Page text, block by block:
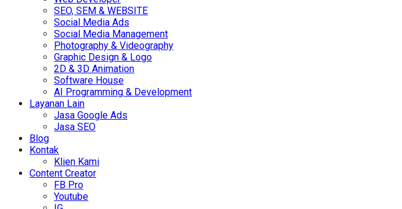
SEO, SEM & WEBSITE
Social Media Ads
Social Media Management
Photography & Videography
Graphic Design & Logo
2D & 3D Animation
Software House
AI Programming & Development
Layanan Lain
Jasa Google Ads
Jasa SEO
Blog
Kontak
Klien Kami
Content Creator
FB Pro
Youtube